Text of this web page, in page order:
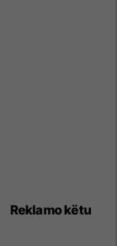
Reklamo këtu